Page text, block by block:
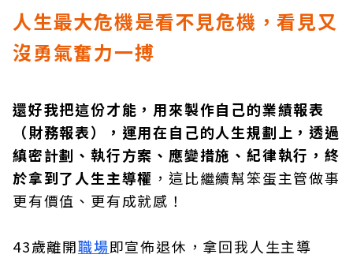
人生最大危機是看不見危機，看見又
沒勇氣奮力一搏
還好我把這份才能，用來製作自己的業績報表
（財務報表），運用在自己的人生規劃上，透過
縝密計劃、執行方案、應變措施、紀律執行，終
於拿到了人生主導權 ，這比繼續幫笨蛋主管做事
更有價值、更有成就感！
43歲離開職場即宣佈退休，拿回我人生主導